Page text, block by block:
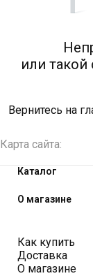
или
Вернитесь на
Карта сайта:
Каталог
О магазине
Как купить
Доставка
О магазине